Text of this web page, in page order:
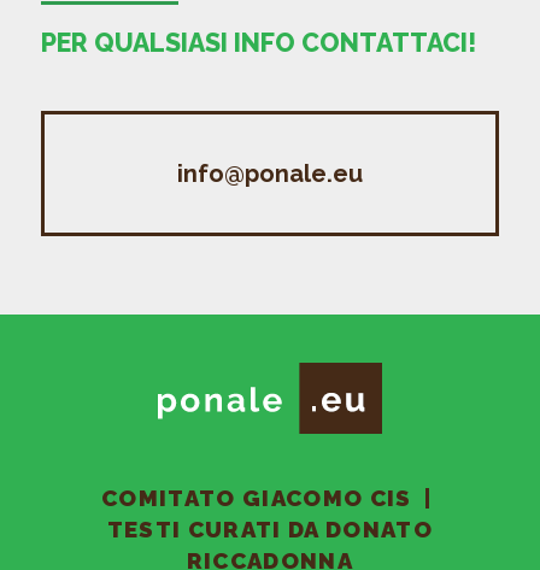
PER QUALSIASI INFO CONTATTACI!
info@ponale.eu
COMITATO GIACOMO CIS
TESTI CURATI DA DONATO
RICCADONNA